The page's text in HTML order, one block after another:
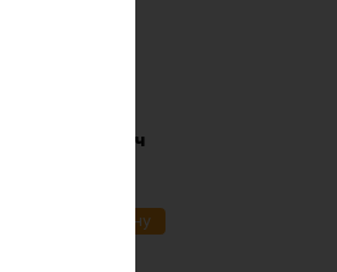
ion 36в 170ач
В корзину